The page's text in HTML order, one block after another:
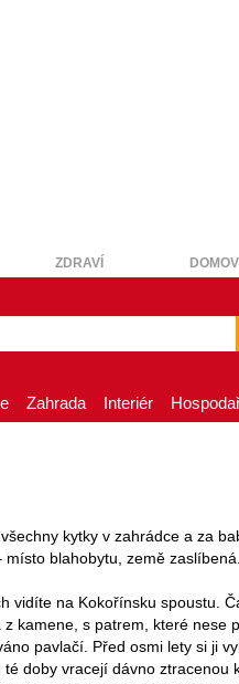
ZDRAVÍ DOMOV
Zahrada Interiér
kytky v zahrádce a za
blahobytu, země zaslíbená.
vidíte na Kokořínsku spoustu.
kamene, s patrem, které nese
pavlačí. Před osmi lety si ji
doby vracejí dávno ztracenou